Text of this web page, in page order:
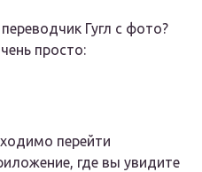
Гугл с фото?
просто:
перейти
где вы увидите